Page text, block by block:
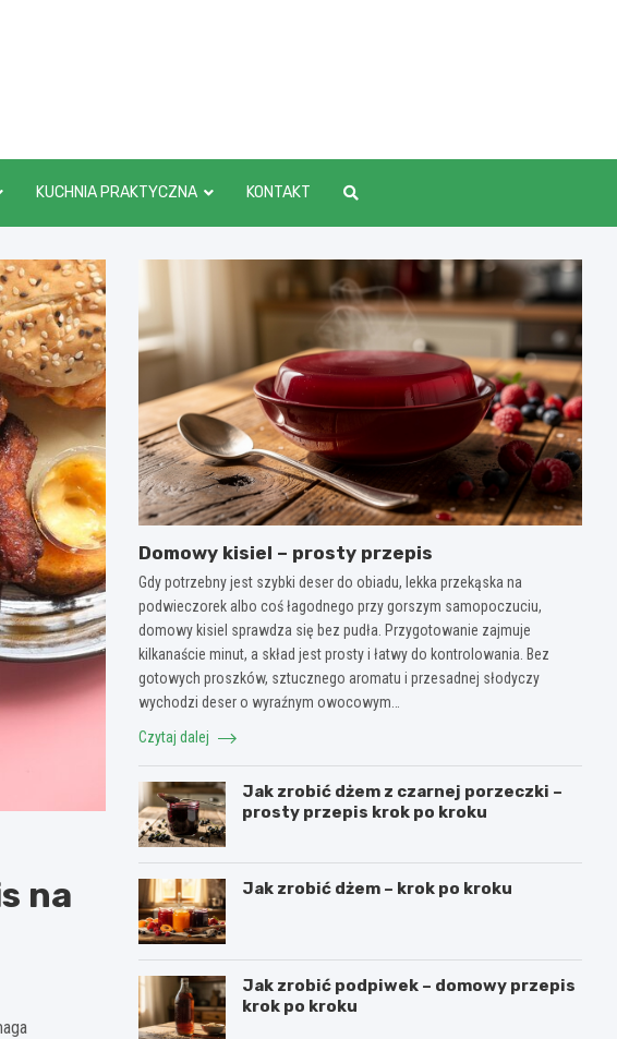
KUCHNIA PRAKTYCZNA KONTAKT
na
Domowy kisiel – prosty przepis
Gdy potrzebny jest szybki deser do obiadu, lekka przekąska na
podwieczorek albo coś łagodnego przy gorszym samopoczuciu,
domowy kisiel sprawdza się bez pudła. Przygotowanie zajmuje
kilkanaście minut, a skład jest prosty i łatwy do kontrolowania. Bez
gotowych proszków, sztucznego aromatu i przesadnej słodyczy
wychodzi deser o wyraźnym owocowym…
Czytaj dalej
Jak zrobić dżem z czarnej porzeczki –
prosty przepis krok po kroku
Jak zrobić dżem – krok po kroku
Jak zrobić podpiwek – domowy przepis
krok po kroku